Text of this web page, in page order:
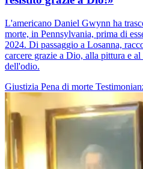
L'americano Daniel Gwynn ha
morte, in Pennsylvania, prima di
2024. Di passaggio a Losanna,
carcere grazie a Dio, alla pittura e
dell'odio.
Giustizia Pena di morte